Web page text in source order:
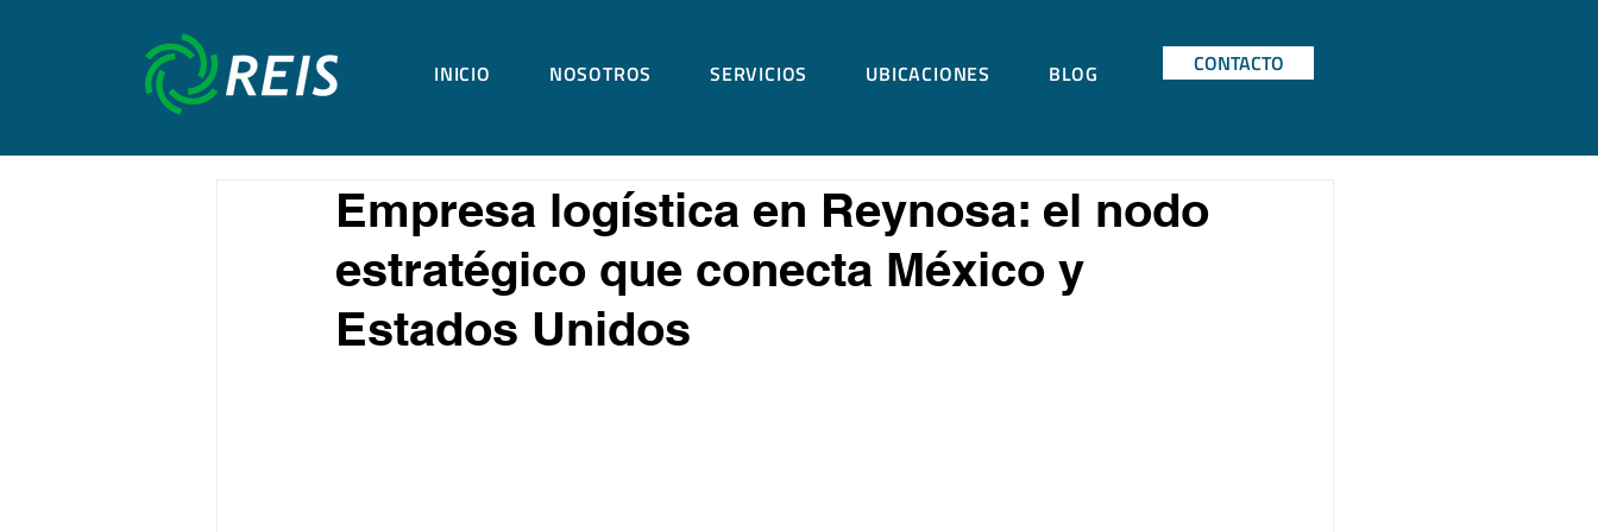
INICIO NOSOTROS SERVICIOS UBICACIONES BLOG CONTACTO
Empresa logística en Reynosa: el nodo
estratégico que conecta México y
Estados Unidos